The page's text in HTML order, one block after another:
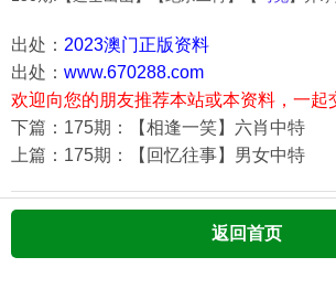
出处： 2023澳门正版资料
出处： www.670288.com
欢迎向您的朋友推荐本站或本资料，一起
下篇：175期：【相逢一笑】六肖中特
上篇：175期：【回忆往事】男女中特
返回首页